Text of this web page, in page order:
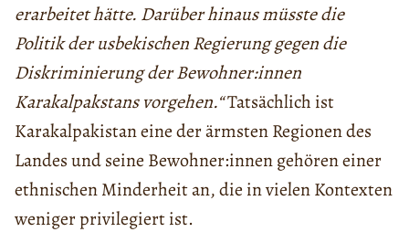
erarbeitet hätte. Darüber hinaus müsste die
Politik der usbekischen Regierung gegen die
Diskriminierung der Bewohner:innen
Karakalpakstans vorgehen.“Tatsächlich ist
Karakalpakistan eine der ärmsten Regionen des
Landes und seine Bewohner:innen gehören einer
ethnischen Minderheit an, die in vielen Kontexten
weniger privilegiert ist.